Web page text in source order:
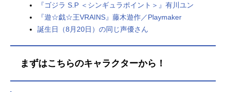
『ゴジラ S.P ＜シンギュラポイント＞』有川ユン
『遊☆戯☆王VRAINS』藤木遊作／Playmaker
誕生日（8月20日）の同じ声優さん
まずはこちらのキャラクターから！